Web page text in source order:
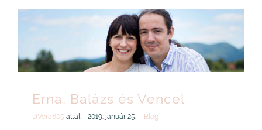
Erna, Balázs és Vencel
DVera605 által 2019. január 25. Blog